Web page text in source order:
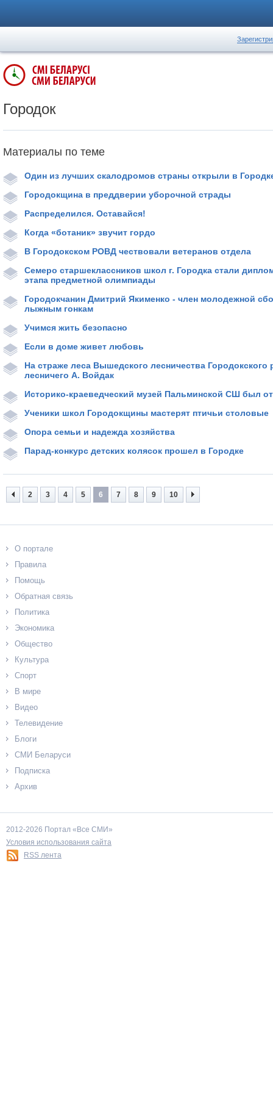
Городок
Материалы по теме
Один из лучших скалодромов страны открыли в
Городокщина в преддверии уборочной страды
Распределился. Оставайся!
Когда «ботаник» звучит гордо
В Городокском РОВД чествовали ветеранов отдела
Семеро старшеклассников школ г. Городка стали
этапа предметной олимпиады
Городокчанин Дмитрий Якименко - член молодежной
лыжным гонкам
Учимся жить безопасно
Если в доме живет любовь
На страже леса Вышедского лесничества
лесничего А. Войдак
Историко-краеведческий музей Пальминской СШ был
Ученики школ Городокщины мастерят птичьи столовые
Опора семьи и надежда хозяйства
Парад-конкурс детских колясок прошел в Городке
2 3 4 5 6 7 8 9 10
О портале
Правила
Помощь
Обратная связь
Политика
Экономика
Общество
Культура
Спорт
В мире
Видео
Телевидение
Блоги
СМИ Беларуси
Подписка
Архив
2012-2026 Портал «Все СМИ»
Условия использования сайта
RSS лента